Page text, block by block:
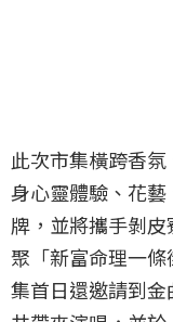
此次市集橫跨香
身心靈體驗、花
牌，並將攜手剝
聚「新富命理一
集首日還邀請到